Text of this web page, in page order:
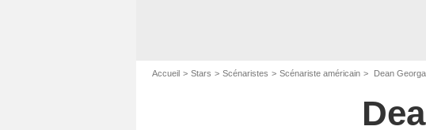
Accueil Stars Scénaristes Scénariste américain Dean